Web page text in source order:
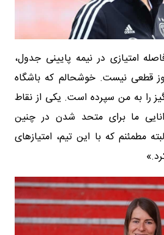
امتیازی در نیمه پایینی جدول،
قطعی نیست. خوشحالم که باشگاه
را به من سپرده است. یکی از نقاط
ما برای متحد شدن در چنین
مطمئنم که با این تیم، امتیازهای